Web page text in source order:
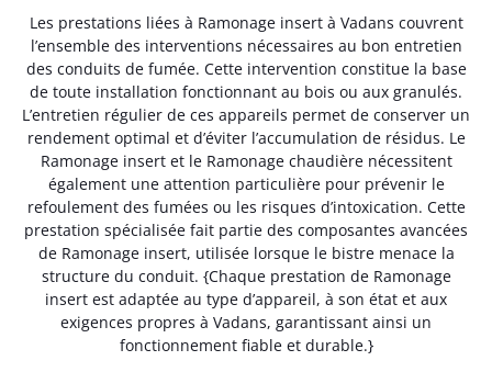
Les prestations liées à Ramonage insert à Vadans couvrent
l’ensemble des interventions nécessaires au bon entretien
des conduits de fumée. Cette intervention constitue la base
de toute installation fonctionnant au bois ou aux granulés.
L’entretien régulier de ces appareils permet de conserver un
rendement optimal et d’éviter l’accumulation de résidus. Le
Ramonage insert et le Ramonage chaudière nécessitent
également une attention particulière pour prévenir le
refoulement des fumées ou les risques d’intoxication. Cette
prestation spécialisée fait partie des composantes avancées
de Ramonage insert, utilisée lorsque le bistre menace la
structure du conduit. {Chaque prestation de Ramonage
insert est adaptée au type d’appareil, à son état et aux
exigences propres à Vadans, garantissant ainsi un
fonctionnement fiable et durable.}